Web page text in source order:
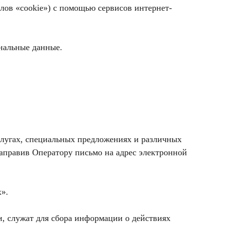
«cookie») с помощью сервисов интернет-
данные.
специальных предложениях и различных
Оператору письмо на адрес электронной
служат для сбора информации о действиях